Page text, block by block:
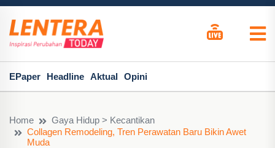
EPaper Headline Aktual Opini
Home
Gaya Hidup > Kecantikan
Collagen Remodeling, Tren Perawatan Baru Bikin Awet
Muda